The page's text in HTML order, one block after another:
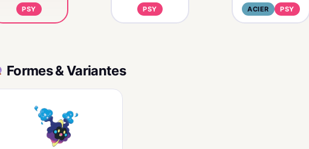
PSY PSY ACIER PSY
Formes & Variantes